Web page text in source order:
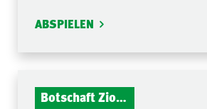
ABSPIELEN
Botschaft Zionshalle